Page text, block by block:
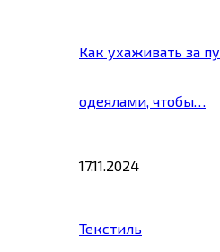
Как ухаживать за
одеялами, чтобы…
17.11.2024
Текстиль